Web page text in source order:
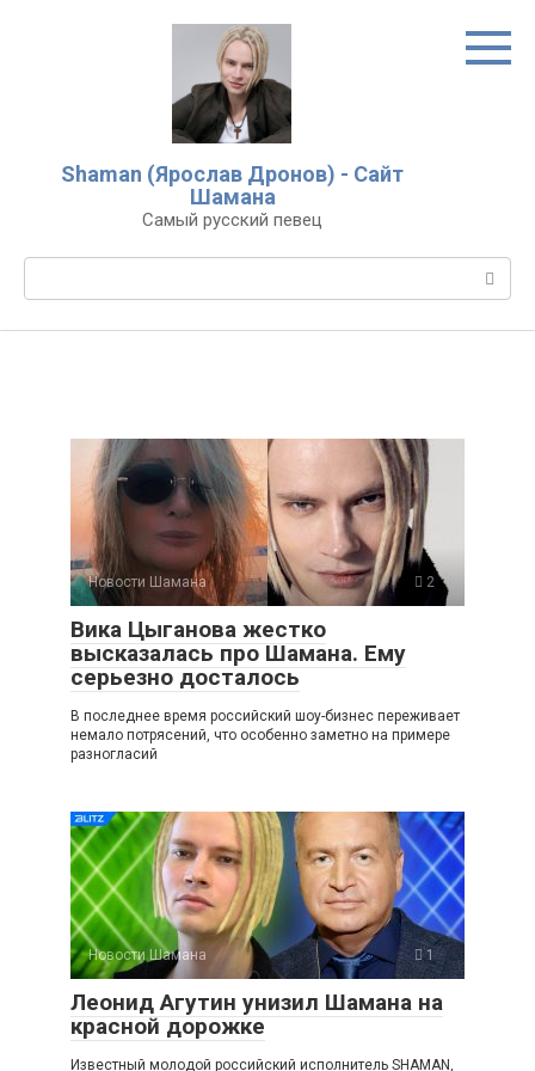
Shaman (Ярослав Дронов) - Сайт
Шамана
Самый русский певец
Новости Шамана 2
Вика Цыганова жестко
высказалась про Шамана. Ему
серьезно досталось
В последнее время российский шоу-бизнес переживает
немало потрясений, что особенно заметно на примере
разногласий
Новости Шамана 1
Леонид Агутин унизил Шамана на
красной дорожке
Известный молодой российский исполнитель SHAMAN,